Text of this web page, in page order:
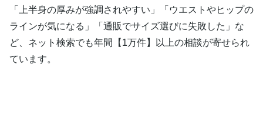
「上半身の厚みが強調されやすい」「ウエストやヒップの
ラインが気になる」「通販でサイズ選びに失敗した」な
ど、ネット検索でも年間【1万件】以上の相談が寄せられ
ています。